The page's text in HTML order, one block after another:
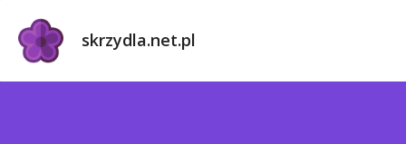
skrzydla.net.pl